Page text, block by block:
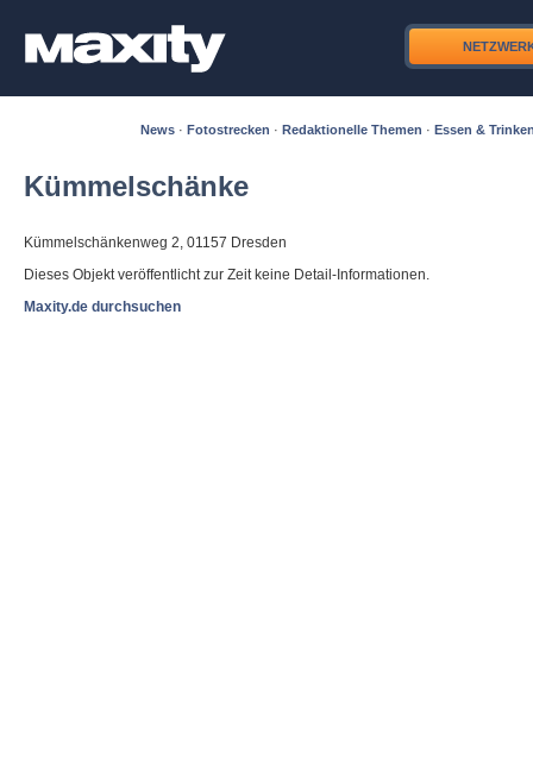
News · Fotostrecken · Redaktionelle Themen · Essen &
Kümmelschänke
Kümmelschänkenweg 2, 01157 Dresden
Dieses Objekt veröffentlicht zur Zeit keine Detail-Informationen.
Maxity.de durchsuchen